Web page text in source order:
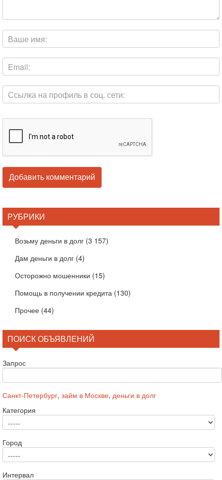
РУБРИКИ
Возьму деньги в долг (3 157)
Дам деньги в долг (4)
Осторожно мошенники (15)
Помощь в получении кредита (130)
Прочее (44)
ПОИСК ОБЪЯВЛЕНИЙ
Запрос
Санкт-Петербург, займ в Москве, деньги в долг
Категория
Город
Интервал